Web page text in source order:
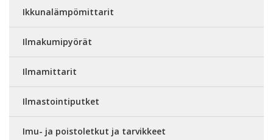
Ikkunalämpömittarit
Ilmakumipyörät
Ilmamittarit
Ilmastointiputket
Imu- ja poistoletkut ja tarvikkeet